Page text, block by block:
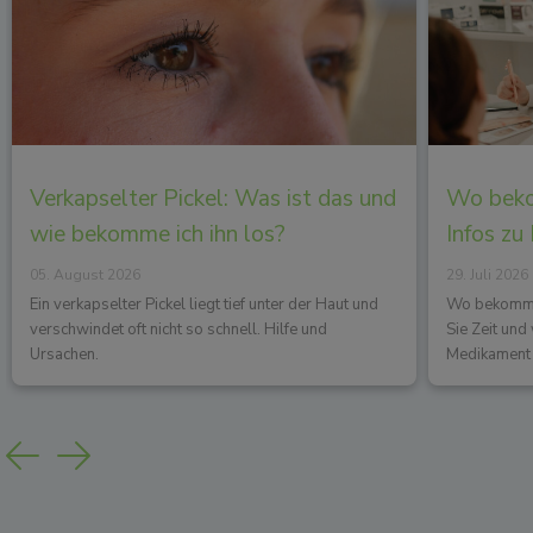
Verkapselter Pickel: Was ist das und
wie bekomme ich ihn los?
05. August 2026
Ein verkapselter Pickel liegt tief unter der Haut und
verschwindet oft nicht so schnell. Hilfe und
Ursachen.
Wo
Infos
29. Juli 2026
Wo
Sie Zeit
Previous
Next